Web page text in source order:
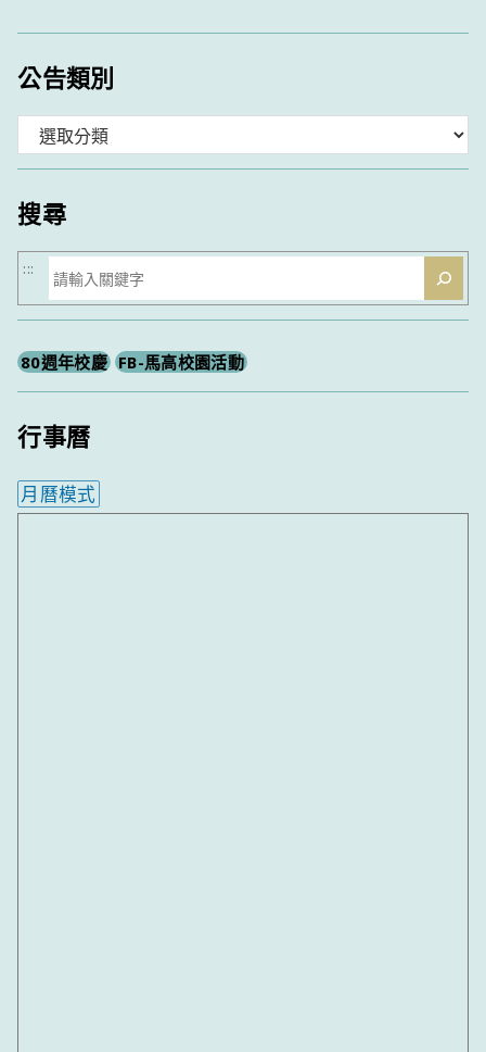
公告類別
類
搜尋
搜
尋
:::
80週年校慶 FB-馬高校園活動
行事曆
月曆模式